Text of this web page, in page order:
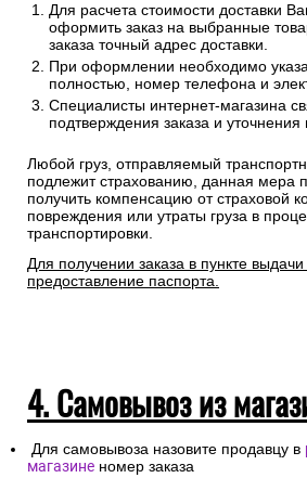
Для расчета стоимости доставки
оформить заказ на выбранные
заказа точный адрес доставки.
При оформлении необходимо
полностью, номер телефона и
Специалисты интернет-магазина
подтверждения заказа и
Любой груз, отправляемый
подлежит страхованию, данная мера
получить компенсацию от страховой
повреждения или утраты груза в
транспортировки.
Для получении заказа в пункте
предоставление паспорта.
4. Самовывоз из
Для самовывоза назовите продавцу в
магазине номер заказа